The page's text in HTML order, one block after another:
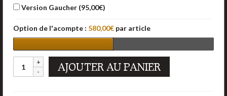
Version Gaucher (95,00€)
Option de l'acompte : 580,00€ par article
AJOUTER AU PANIER